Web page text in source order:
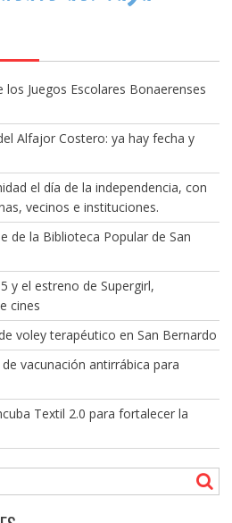
Juegos Escolares Bonaerenses
Alfajor Costero: ya hay fecha y
el día de la independencia, con
vecinos e instituciones.
de la Biblioteca Popular de San
y el estreno de Supergirl,
cines
voley terapéutico en San Bernardo
vacunación antirrábica para
Textil 2.0 para fortalecer la